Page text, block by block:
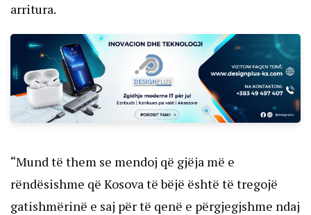
arritura.
“Mund të them se mendoj që gjëja më e
rëndësishme që Kosova të bëjë është të tregojë
gatishmërinë e saj për të qenë e përgjegjshme ndaj